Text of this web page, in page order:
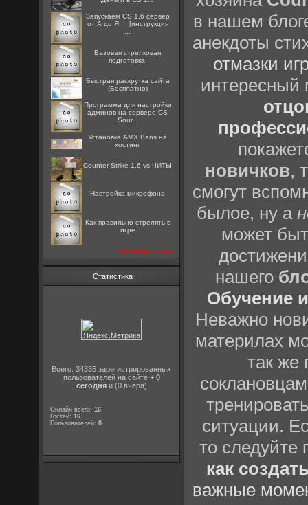
Запускаем CS 1.6 сервер
от А до Я !!! [инструкция
Базовая стрелковая
подготовка.
Быстрая раскрутка сайта
(Бесплатно)
Программа для настройки
админов на сервере CS
Sour...
Установка AMX Bans на
хостинг
Counter Strike 1.6 vs ЧИТЫ
Настройка микрофона
Как правильно стрелять в
игре
посмотреть все
Статистика
Всего: 34335 зарегистрированных
пользователей на сайте + 0
сегодняи (0 вчера)
Онлайн всего:16
Гостей:16
Пользователей:0
в нашем
анекдоты
отмазки
интересный
новичков,
смогут
былое, ну а
может
нашего
Обучение
Неважно
материлах
так же
ситуации.
то
как
важные